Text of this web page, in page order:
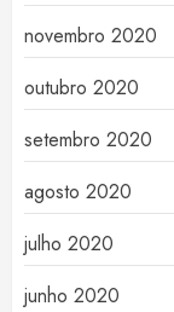
novembro 2020
outubro 2020
setembro 2020
agosto 2020
julho 2020
junho 2020